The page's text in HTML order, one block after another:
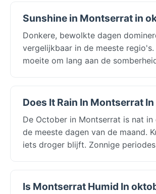
Sunshine in Montserrat in
Donkere, bewolkte dagen
vergelijkbaar in de meeste
moeite om lang aan de
Does It Rain In Montserrat
De October in Montserrat is nat
de meeste dagen van de maand.
iets droger blijft. Zonnige
Is Montserrat Humid In